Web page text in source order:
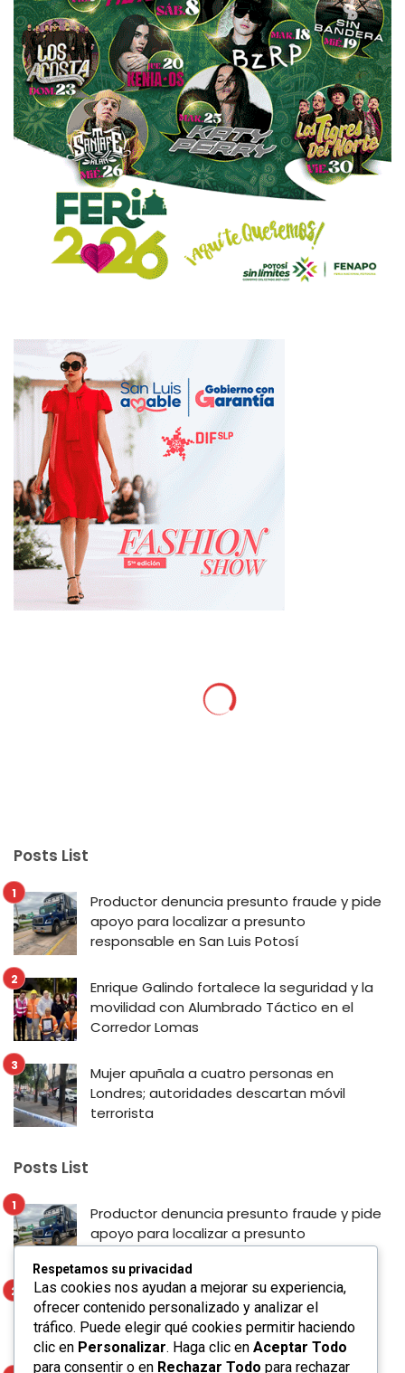
Posts List
Productor denuncia presunto fraude y pide
apoyo para localizar a presunto
responsable en San Luis Potosí
Enrique Galindo fortalece la seguridad y la
movilidad con Alumbrado Táctico en el
Corredor Lomas
Mujer apuñala a cuatro personas en
Londres; autoridades descartan móvil
terrorista
Posts List
Productor denuncia presunto fraude y pide
apoyo para localizar a presunto
Enrique Galindo fortalece la seguridad y la
movilidad con Alumbrado Táctico en el
Corredor Lomas
Respetamos su privacidad
Las cookies nos ayudan a mejorar su experiencia,
ofrecer contenido personalizado y analizar el
tráfico. Puede elegir qué cookies permitir haciendo
clic en Personalizar. Haga clic en Aceptar Todo
para consentir o en Rechazar Todo para rechazar